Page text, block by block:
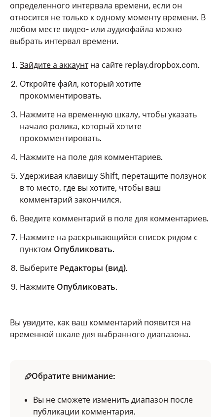
определенного интервала времени, если он
относится не только к одному моменту времени. В
любом месте видео- или аудиофайла можно
выбрать интервал времени.
Зайдите а аккаунтна сайте replay.dropbox.com.
Откройте файл, который хотите
прокомментировать.
Нажмите на временную шкалу, чтобы указать
начало ролика, который хотите
прокомментировать.
Нажмите на поле для комментариев.
Удерживая клавишу Shift, перетащите ползунок
в то место, где вы хотите, чтобы ваш
комментарий закончился.
Введите комментарий в поле для комментариев.
Нажмите на раскрывающийся список рядом с
пунктом Опубликовать.
Выберите Редакторы (вид).
Нажмите Опубликовать.
Вы увидите, как ваш комментарий появится на
временной шкале для выбранного диапазона.
Обратите внимание:
Вы не сможете изменить диапазон после
публикации комментария.